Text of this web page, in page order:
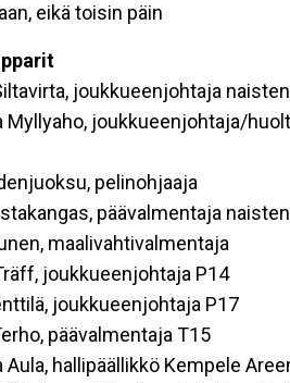
eikä toisin päin
joukkueenjohtaja
Myllyaho, joukkueenjohtaja/
pelinohjaaja
päävalmentaja
maalivahtivalmentaja
joukkueenjohtaja P14
joukkueenjohtaja P17
päävalmentaja T15
Aula, hallipäällikkö Kempele